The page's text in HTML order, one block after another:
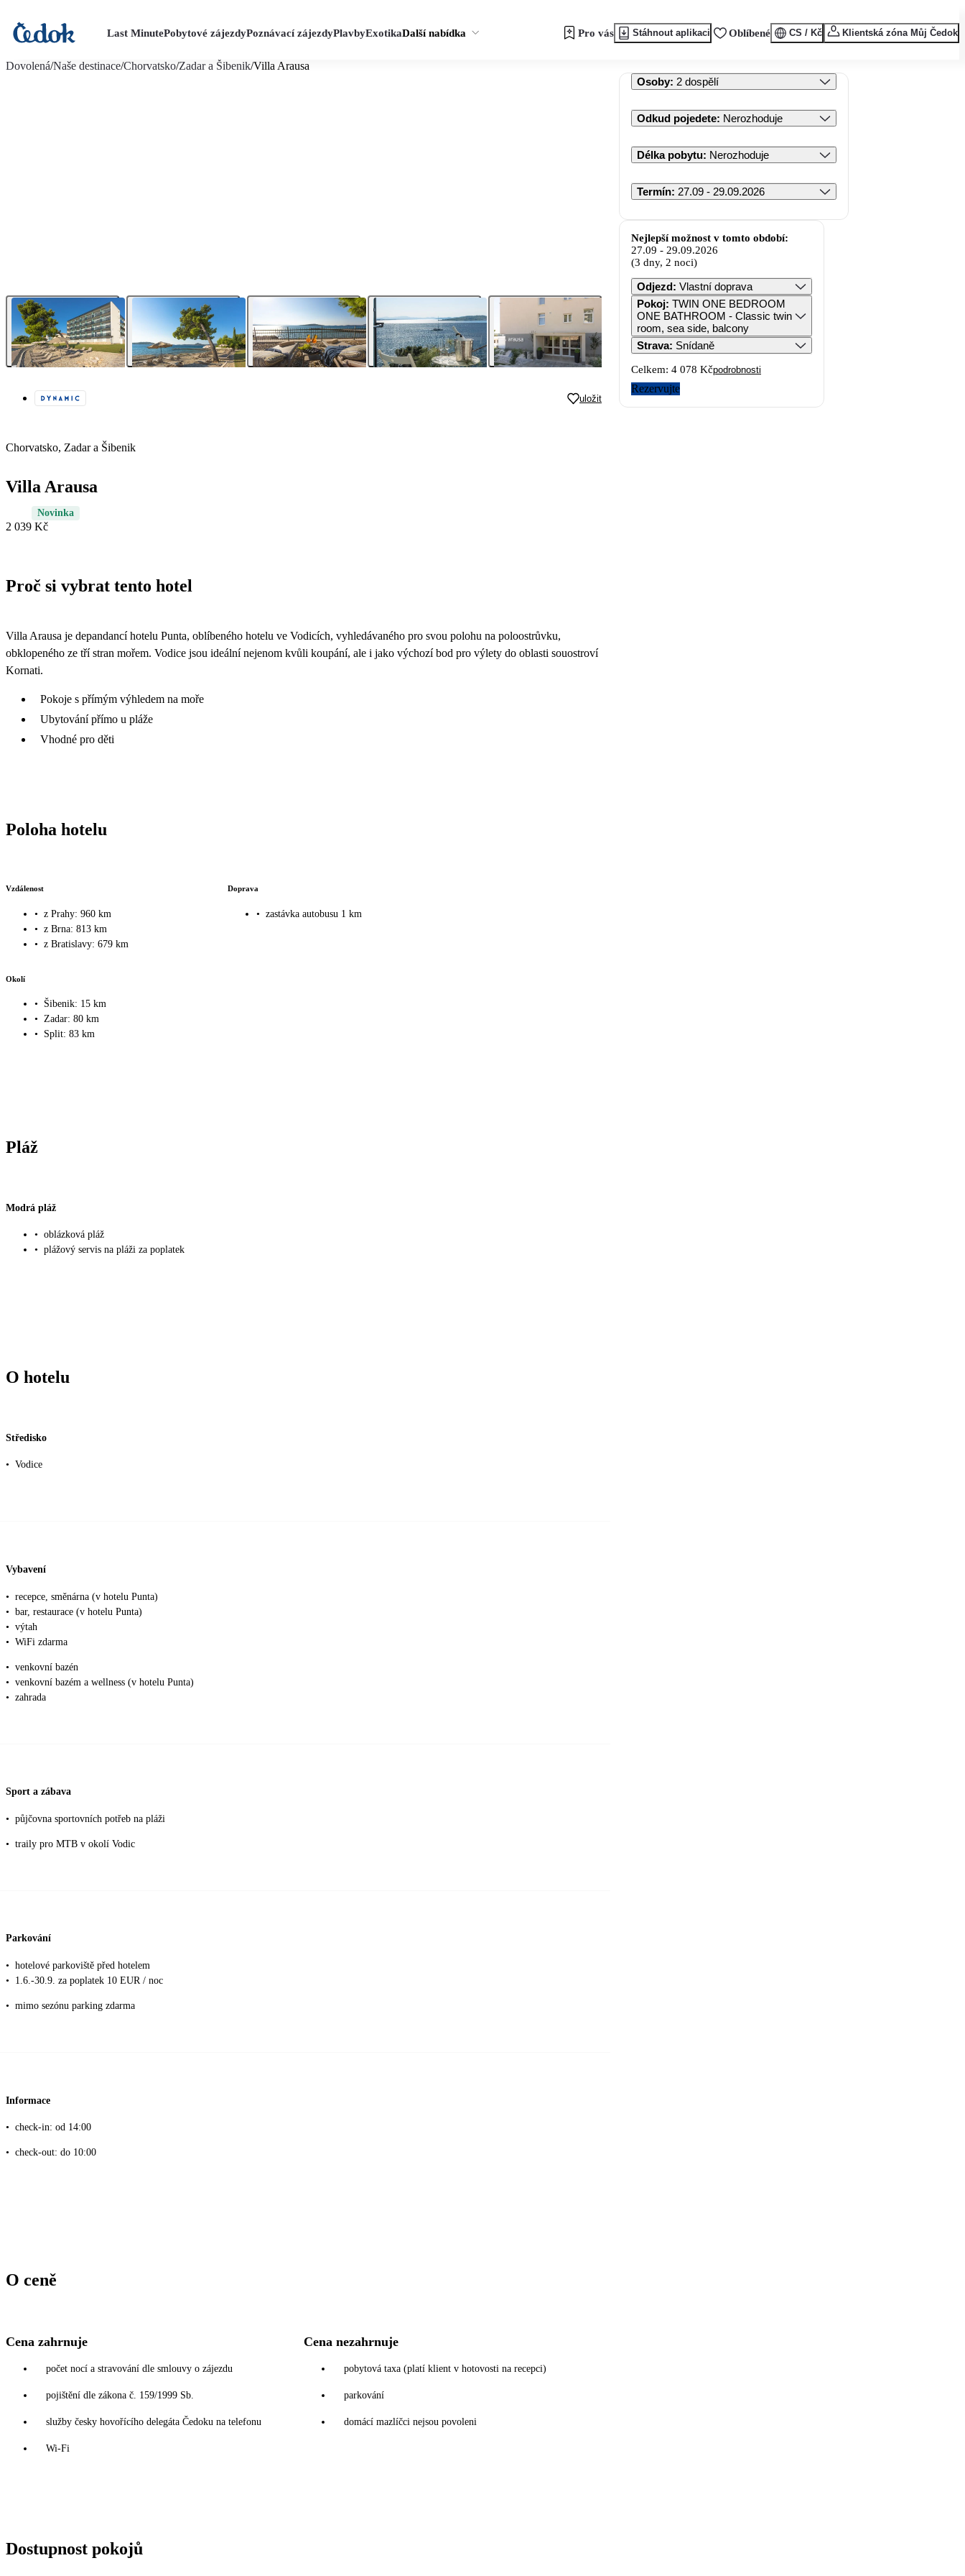
Last MinutePobytové zájezdyPoznávací zájezdyPlavbyExotikaDalší nabídka Pro vás Stáhnout aplikaci Oblíbené CS / Kč Klientská zóna Můj Čedok
Dovolená/Naše destinace/Chorvatsko/Zadar a Šibenik/Villa Arausa
uložit
Chorvatsko, Zadar a Šibenik
Villa Arausa
Novinka
2 039 Kč
Proč si vybrat tento hotel
Villa Arausa je depandancí hotelu Punta, oblíbeného hotelu ve Vodicích, vyhledávaného pro svou polohu na poloostrůvku,
obklopeného ze tří stran mořem. Vodice jsou ideální nejenom kvůli koupání, ale i jako výchozí bod pro výlety do oblasti souostroví
Kornati.
Pokoje s přímým výhledem na moře
Ubytování přímo u pláže
Vhodné pro děti
Poloha hotelu
Vzdálenost
• z Prahy: 960 km
• z Brna: 813 km
• z Bratislavy: 679 km
Doprava
• zastávka autobusu 1 km
Okolí
•
Šibenik: 15 km
• Zadar: 80 km
•
Split: 83 km
Pláž
Modrá pláž
• oblázková pláž
• plážový servis na pláži za poplatek
O hotelu
Středisko
• Vodice
Vybavení
• recepce, směnárna (v hotelu Punta)
• bar, restaurace (v hotelu Punta)
• výtah
• WiFi zdarma
• venkovní bazén
• venkovní bazém a wellness (v hotelu Punta)
• zahrada
Sport a zábava
• půjčovna sportovních potřeb na pláži
• traily pro MTB v okolí Vodic
Parkování
• hotelové parkoviště před hotelem
•
1.6.-30.9. za poplatek 10 EUR / noc
• mimo sezónu parking zdarma
Informace
• check-in: od 14:00
• check-out: do 10:00
O ceně
Cena zahrnuje
počet nocí a stravování dle smlouvy o zájezdu
pojištění dle zákona č. 159/1999 Sb.
služby česky hovořícího delegáta Čedoku na telefonu
Wi-Fi
Cena nezahrnuje
pobytová taxa (platí klient v hotovosti na recepci)
parkování
domácí mazlíčci nejsou povoleni
Dostupnost pokojů
Osoby: 2 dospělí
Odkud pojedete: Nerozhoduje
Délka pobytu: Nerozhoduje
Termín: 27.09 - 29.09.2026
Nejlepší možnost v tomto období:
27.09 - 29.09.2026
(3 dny, 2 noci)
Odjezd: Vlastní doprava
Pokoj: TWIN ONE BEDROOM
ONE BATHROOM - Classic twin
room, sea side, balcony
Strava: Snídaně
Celkem: 4 078 Kčpodrobnosti
Rezervujte